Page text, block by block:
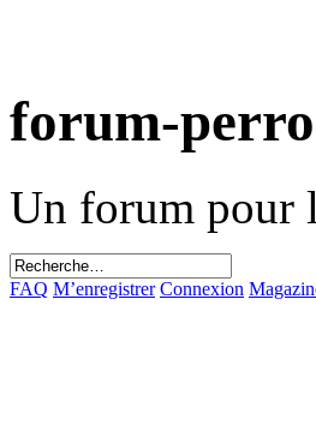
forum-
Un forum pour
FAQ M’enregistrer Connexion